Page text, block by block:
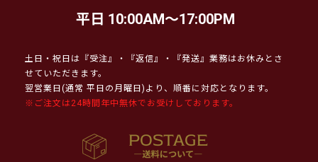
平日 10:00AM～17:00PM
土日・祝日は『受注』・『返信』・『発送』業務はお休みとさ
せていただきます。
翌営業日(通常 平日の月曜日)より、順番に対応となります。
※ご注文は24時間年中無休でお受けしております。